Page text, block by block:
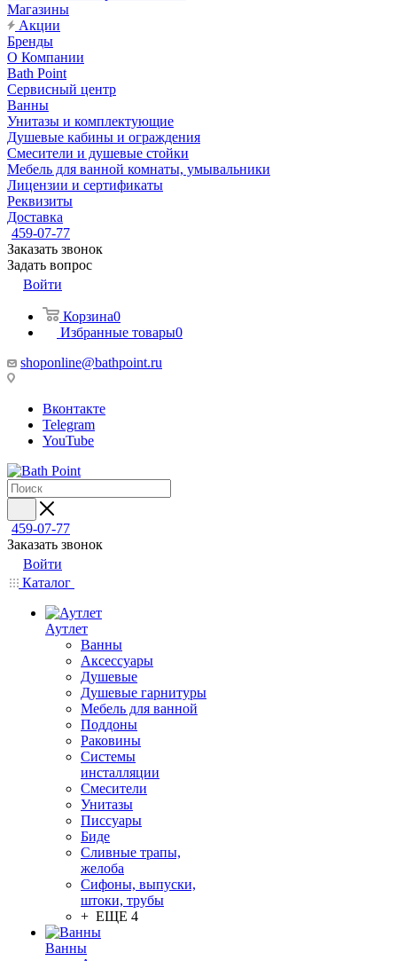
Магазины
Акции
Бренды
О Компании
Bath Point
Сервисный центр
Ванны
Унитазы и комплектующие
Душевые кабины и ограждения
Смесители и душевые стойки
Мебель для ванной комнаты, умывальники
Лицензии и сертификаты
Реквизиты
Доставка
459-07-77
Заказать звонок
Задать вопрос
Войти
Корзина0
Избранные товары0
shoponline@bathpoint.ru
Вконтакте
Telegram
YouTube
459-07-77
Заказать звонок
Войти
Каталог
Аутлет
Ванны
Аксессуары
Душевые
Душевые гарнитуры
Мебель для ванной
Поддоны
Раковины
Системы
инсталляции
Смесители
Унитазы
Писсуары
Биде
Сливные трапы,
желоба
Сифоны, выпуски,
штоки, трубы
+ ЕЩЕ 4
Ванны